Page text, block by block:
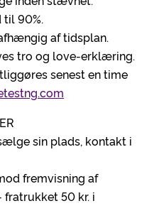
til 90%.
af tidsplan.
tro og love-erklæring.
senest en time
sin plads, kontakt i
fremvisning af
50 kr. i